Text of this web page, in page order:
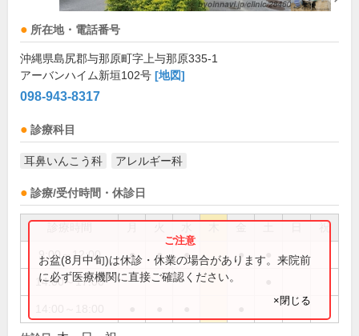
所在地・電話番号
沖縄県島尻郡与那原町字上与那原335-1
アーバンハイム新垣102号 [地図]
098-943-8317
診療科目
耳鼻いんこう科 アレルギー科
診療/受付時間・休診日
祝
9:00～12:00 ● ● ● ●
14:00～17:00
お盆(8月中旬)は休診・休業の場合があります。来院前
に必ず医療機関に直接ご確認ください。
×閉じる